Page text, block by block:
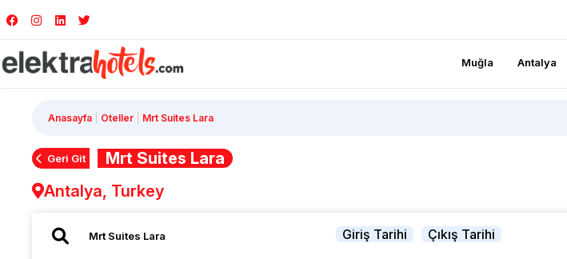
Muğla Antalya
Anasayfa Oteller Mrt Suites Lara
Geri Git
Mrt Suites Lara
Antalya, Turkey
Giriş Tarihi Çıkış Tarihi